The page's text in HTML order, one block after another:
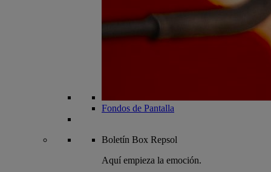
Fondos de Pantalla
Boletín Box Repsol
Aquí empieza la emoción.